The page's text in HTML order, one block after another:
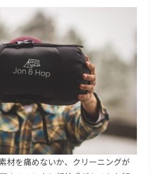
材を痛めないか、クリーニングが